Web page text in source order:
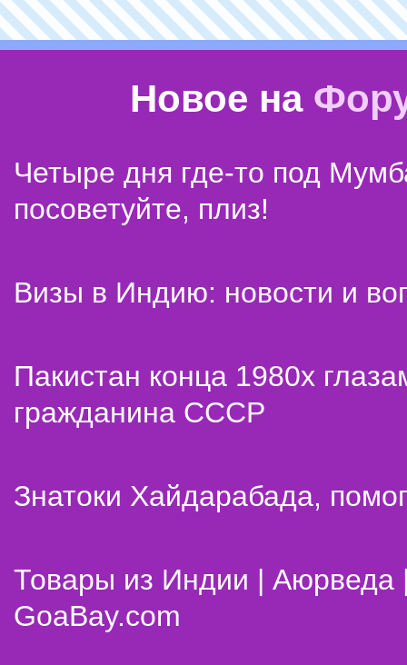
Новое на
Четыре дня где-то под
посоветуйте, плиз!
Визы в Индию: новости и
Пакистан конца 1980х
гражданина СССР
Знатоки Хайдарабада,
Товары из Индии | Аюрведа
GoaBay.com